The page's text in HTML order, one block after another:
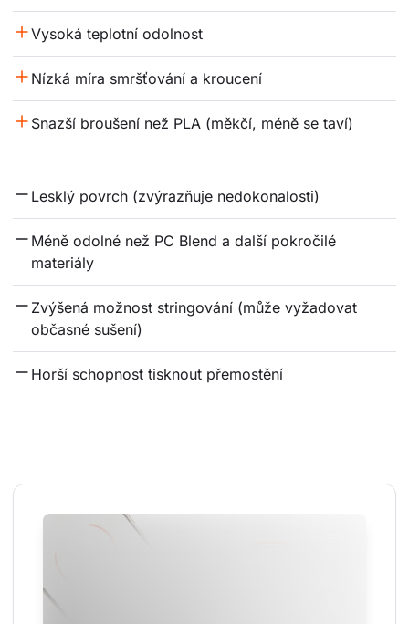
Vysoká teplotní odolnost
Nízká míra smršťování a kroucení
Snazší broušení než PLA (měkčí, méně se taví)
Lesklý povrch (zvýrazňuje nedokonalosti)
Méně odolné než PC Blend a další pokročilé
materiály
Zvýšená možnost stringování (může vyžadovat
občasné sušení)
Horší schopnost tisknout přemostění